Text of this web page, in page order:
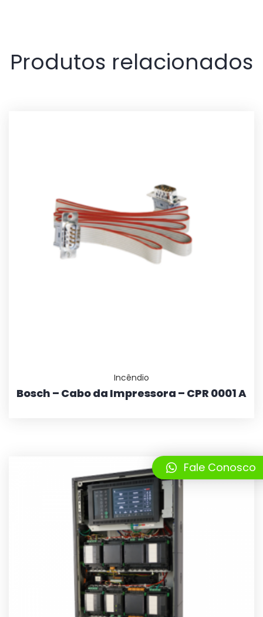
Produtos relacionados
Incêndio
Bosch – Cabo da Impressora – CPR 0001 A
Fale Conosco